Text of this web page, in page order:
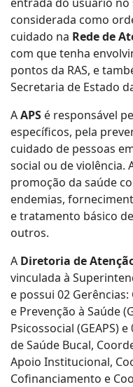
considerada como
cuidado na Rede de
com que tenha
pontos da RAS, e
Secretaria de Estado
AAPS é responsável
específicos, pela
cuidado de pessoas
social ou de violência.
promoção da saúde
endemias,
e tratamento básico
outros.
A Diretoria de
vinculada à
e possui 02
e Prevenção à Saúde
Psicossocial (GEAPS)
de Saúde Bucal,
Apoio Institucional,
Cofinanciamento e